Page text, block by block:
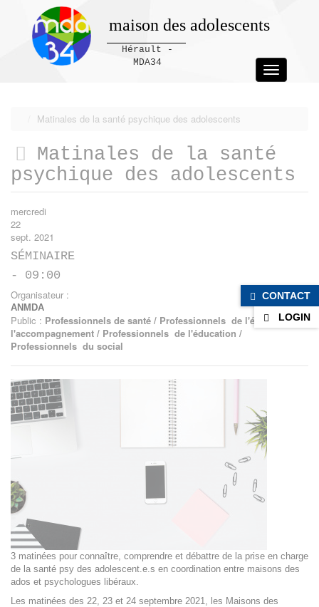
maison des adolescents
Hérault -
MDA34
Toggle
navigation
Matinales de la santé psychique des adolescents
Matinales de la santé
psychique des adolescents
mercredi
22
sept. 2021
SÉMINAIRE
- 09:00
Organisateur :
ANMDA
Public : Professionnels de santé / Professionnels de l'écoute et de
l'accompagnement / Professionnels de l'éducation /
Professionnels du social
3 matinées pour connaître, comprendre et débattre de la prise en charge
de la santé psy des adolescent.e.s en coordination entre maisons des
ados et psychologues libéraux.
Les matinées des 22, 23 et 24 septembre 2021, les Maisons des
CONTACT
LOGIN